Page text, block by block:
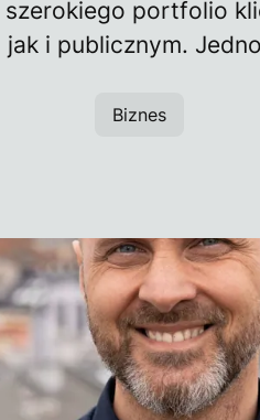
portfolio
i publicznym.
Biznes